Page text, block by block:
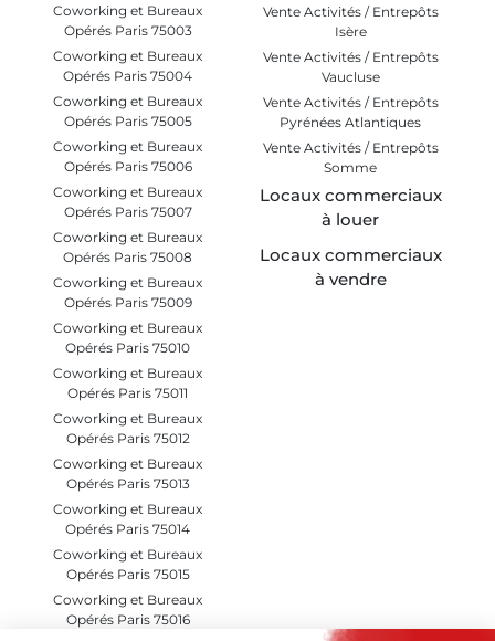
Coworking et Bureaux
Opérés Paris 75003
Coworking et Bureaux
Opérés Paris 75004
Coworking et Bureaux
Opérés Paris 75005
Coworking et Bureaux
Opérés Paris 75006
Coworking et Bureaux
Opérés Paris 75007
Coworking et Bureaux
Opérés Paris 75008
Coworking et Bureaux
Opérés Paris 75009
Coworking et Bureaux
Opérés Paris 75010
Coworking et Bureaux
Opérés Paris 75011
Coworking et Bureaux
Opérés Paris 75012
Coworking et Bureaux
Opérés Paris 75013
Coworking et Bureaux
Opérés Paris 75014
Coworking et Bureaux
Opérés Paris 75015
Coworking et Bureaux
Opérés Paris 75016
Vente Activités / Entrepôts
Isère
Vente Activités / Entrepôts
Vaucluse
Vente Activités / Entrepôts
Pyrénées Atlantiques
Vente Activités / Entrepôts
Somme
Locaux commerciaux
à louer
Locaux commerciaux
à vendre